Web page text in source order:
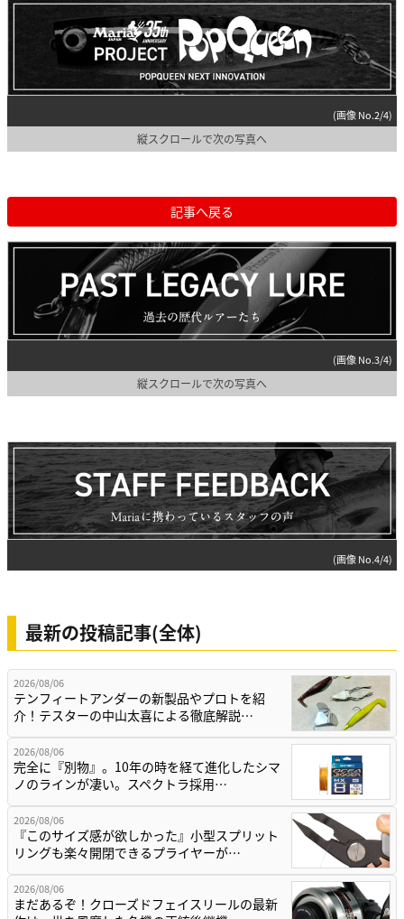
(画像 No.2/4)
縦スクロールで次の写真へ
記事へ戻る
(画像 No.3/4)
縦スクロールで次の写真へ
(画像 No.4/4)
最新の投稿記事(全体)
2026/08/06
テンフィートアンダーの新製品やプロトを紹
介！テスターの中山太喜による徹底解説…
2026/08/06
完全に『別物』。10年の時を経て進化したシマ
ノのラインが凄い。スペクトラ採用…
2026/08/06
『このサイズ感が欲しかった』小型スプリット
リングも楽々開閉できるプライヤーが…
2026/08/06
まだあるぞ！クローズドフェイスリールの最新